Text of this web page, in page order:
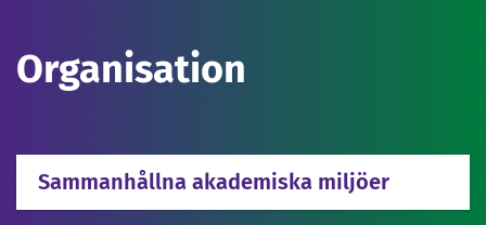
Organisation
Sammanhållna akademiska miljöer